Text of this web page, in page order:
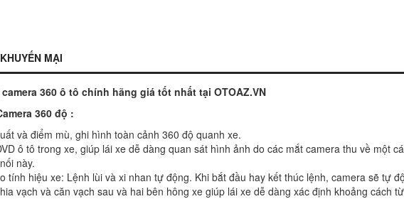
KHUYẾN MẠI
360 ô tô chính hãng giá tốt nhất tại OTOAZ.VN
360 độ :
và điểm mù, ghi hình toàn cảnh 360 độ quanh xe.
ô tô trong xe, giúp lái xe dễ dàng quan sát hình ảnh do các mắt camera thu về một
này.
tính hiệu xe: Lệnh lùi và xi nhan tự động. Khi bắt đầu hay kết thúc lệnh, camera sẽ tự
vạch và căn vạch sau và hai bên hông xe giúp lái xe dễ dàng xác định khoảng cách